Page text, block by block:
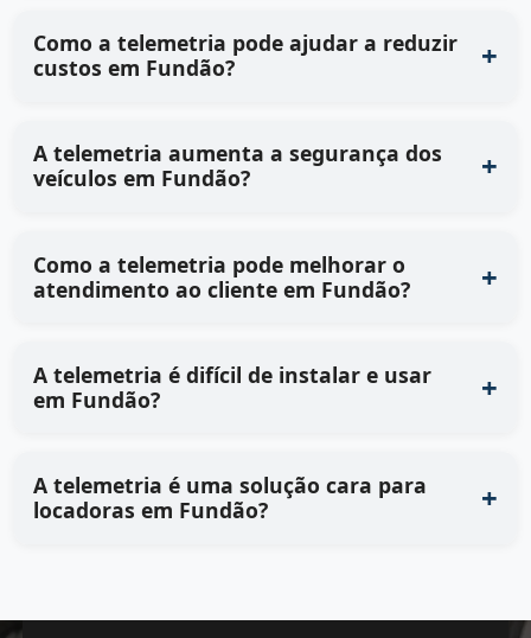
Como a telemetria pode ajudar a reduzir
custos em Fundão?
A telemetria aumenta a segurança dos
veículos em Fundão?
Como a telemetria pode melhorar o
atendimento ao cliente em Fundão?
A telemetria é difícil de instalar e usar
em Fundão?
A telemetria é uma solução cara para
locadoras em Fundão?